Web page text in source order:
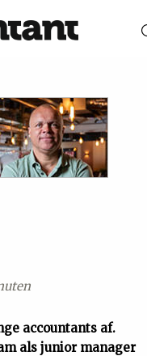
accountants af.
als junior manager